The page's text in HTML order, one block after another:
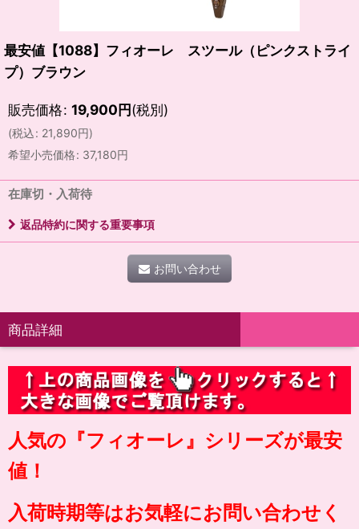
最安値【1088】フィオーレ スツール（ピンクストライ
プ）ブラウン
販売価格: 19,900円(税別)
(税込: 21,890円)
希望小売価格: 37,180円
在庫切・入荷待
返品特約に関する重要事項
お問い合わせ
商品詳細
人気の『フィオーレ』シリーズが最安
値！
入荷時期等はお気軽にお問い合わせく